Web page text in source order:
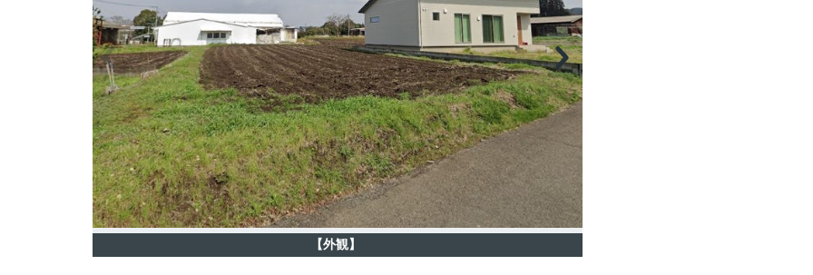
【外観】